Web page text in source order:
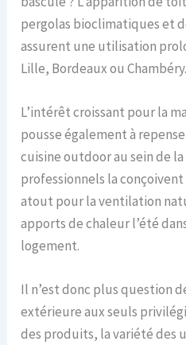
pergolas bioclimatiques et
assurent une utilisation
Lille, Bordeaux ou Chambéry.
L’intérêt croissant pour la
pousse également à
cuisine outdoor au sein de la
professionnels la
atout pour la ventilation
apports de chaleur l’été
logement.
Il n’est donc plus question
extérieure aux seuls
des produits, la variété des